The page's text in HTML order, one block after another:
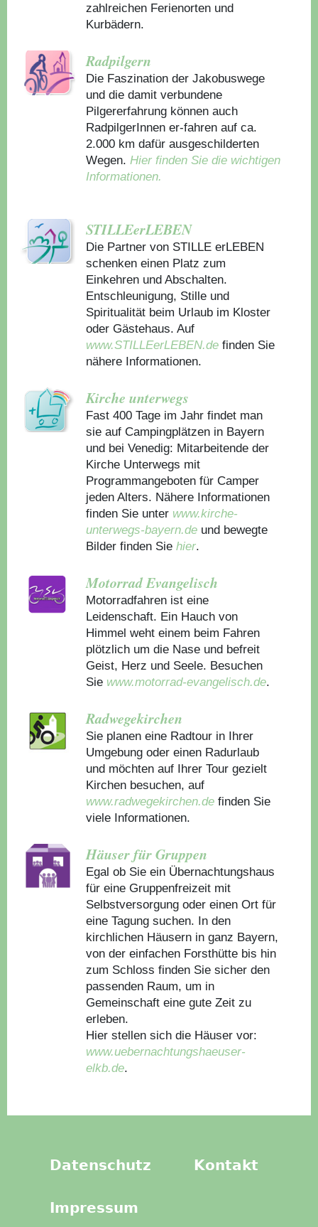
zahlreichen Ferienorten und
Kurbädern.
Radpilgern
Die Faszination der Jakobuswege
und die damit verbundene
Pilgererfahrung können auch
RadpilgerInnen er-fahren auf ca.
2.000 km dafür ausgeschilderten
Wegen.Hier finden Sie die wichtigen
Informationen.
STILLEerLEBEN
Die Partner von STILLE erLEBEN
schenken einen Platz zum
Einkehren und Abschalten.
Entschleunigung, Stille und
Spiritualität beim Urlaub im Kloster
oder Gästehaus. Auf
www.STILLEerLEBEN.de finden Sie
nähere Informationen.
Kirche unterwegs
Fast 400 Tage im Jahr findet man
sie auf Campingplätzen in Bayern
und bei Venedig: Mitarbeitende der
Kirche Unterwegs mit
Programmangeboten für Camper
jeden Alters. Nähere Informationen
finden Sie unter www.kirche-
unterwegs-bayern.de und bewegte
Bilder finden Sie hier.
Motorrad Evangelisch
Motorradfahren ist eine
Leidenschaft. Ein Hauch von
Himmel weht einem beim Fahren
plötzlich um die Nase und befreit
Geist, Herz und Seele. Besuchen
Sie www.motorrad-evangelisch.de.
Radwegekirchen
Sie planen eine Radtour in Ihrer
Umgebung oder einen Radurlaub
und möchten auf Ihrer Tour gezielt
Kirchen besuchen, auf
www.radwegekirchen.de finden Sie
viele Informationen.
Häuser für Gruppen
Egal ob Sie ein Übernachtungshaus
für eine Gruppenfreizeit mit
Selbstversorgung oder einen Ort für
eine Tagung suchen. In den
kirchlichen Häusern in ganz Bayern,
von der einfachen Forsthütte bis hin
zum Schloss finden Sie sicher den
passenden Raum, um in
Gemeinschaft eine gute Zeit zu
erleben.
Hier stellen sich die Häuser vor:
www.uebernachtungshaeuser-
elkb.de.
Datenschutz Kontakt
Impressum